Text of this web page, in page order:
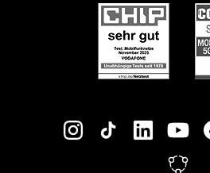
Social-Media-Links